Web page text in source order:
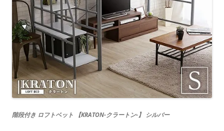
階段付き ロフトベット 【KRATON-クラートン-】 シルバー